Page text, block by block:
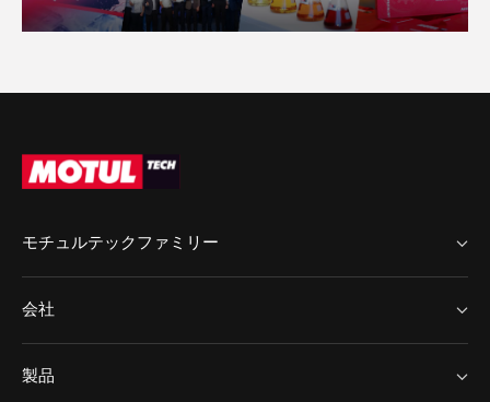
モチュルテックファミリー
会社
製品